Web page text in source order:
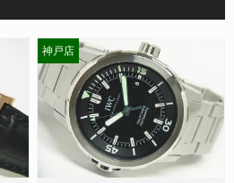
神戸店